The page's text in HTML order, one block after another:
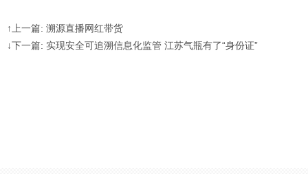
↑上一篇: 溯源直播网红带货
↓下一篇: 实现安全可追溯信息化监管 江苏气瓶有了“身份证”